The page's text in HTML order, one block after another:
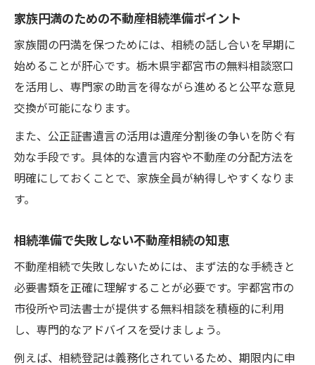
家族円満のための不動産相続準備ポイント
家族間の円満を保つためには、相続の話し合いを早期に
始めることが肝心です。栃木県宇都宮市の無料相談窓口
を活用し、専門家の助言を得ながら進めると公平な意見
交換が可能になります。
また、公正証書遺言の活用は遺産分割後の争いを防ぐ有
効な手段です。具体的な遺言内容や不動産の分配方法を
明確にしておくことで、家族全員が納得しやすくなりま
す。
相続準備で失敗しない不動産相続の知恵
不動産相続で失敗しないためには、まず法的な手続きと
必要書類を正確に理解することが必要です。宇都宮市の
市役所や司法書士が提供する無料相談を積極的に利用
し、専門的なアドバイスを受けましょう。
例えば、相続登記は義務化されているため、期限内に申